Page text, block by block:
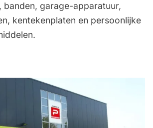
banden, garage-apparatuur,
kentekenplaten en persoonlijke